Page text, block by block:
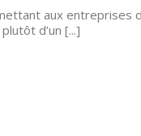
aux entreprises
d’un [...]